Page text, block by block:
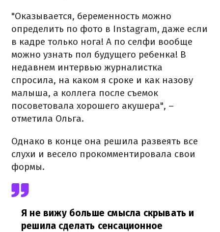
"Оказывается, беременность можно
определить по фото в Instagram, даже если
в кадре только нога! А по cелфи вообще
можно узнать пол будущего ребенка! В
недавнем интервью журналистка
спросила, на каком я сроке и как назову
малыша, а коллега после съемок
посоветовала хорошего акушера", –
отметила Ольга.
Однако в конце она решила развеять все
слухи и весело прокомментировала свои
формы.
Я не вижу больше смысла скрывать и
решила сделать сенсационное